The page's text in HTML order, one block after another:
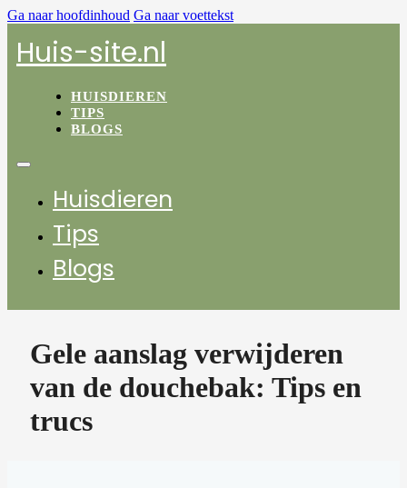
Ga naar hoofdinhoud Ga naar voettekst
Huis-site.nl
HUISDIEREN
TIPS
BLOGS
Huisdieren
Tips
Blogs
Gele aanslag verwijderen
van de douchebak: Tips en
trucs